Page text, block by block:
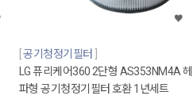
공기청정기필터
LG 퓨리케어360 2단형 AS353NM4A 헤
파형 공기청정기필터 호환 1년세트